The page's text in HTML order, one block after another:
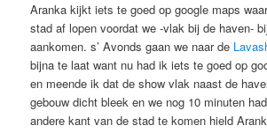
Aranka kijkt iets te goed op google maps
stad af lopen voordat we -vlak bij de haven-
aankomen. s’ Avonds gaan we naar de
bijna te laat want nu had ik iets te goed op
en meende ik dat de show vlak naast de
gebouw dicht bleek en we nog 10 minuten
andere kant van de stad te komen hield